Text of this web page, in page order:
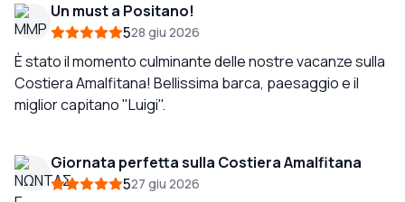
Un must a Positano!
528 giu 2026
È stato il momento culminante delle nostre vacanze sulla
Costiera Amalfitana! Bellissima barca, paesaggio e il
miglior capitano "Luigi".
Giornata perfetta sulla Costiera Amalfitana
527 giu 2026